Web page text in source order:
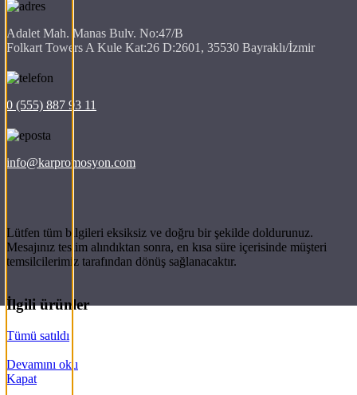
Adalet Mah. Manas Bulv. No:47/B
Folkart Towers A Kule Kat:26 D:2601, 35530 Bayraklı/İzmir
0 (555) 887 93 11
info@karpromosyon.com
Lütfen tüm bilgileri eksiksiz ve doğru bir şekilde doldurunuz.
Mesajınız teslim alındıktan sonra, en kısa süre içerisinde müşteri
temsilcilerimiz tarafından dönüş sağlanacaktır.
İlgili ürünler
Tümü satıldı
Devamını oku
Kapat